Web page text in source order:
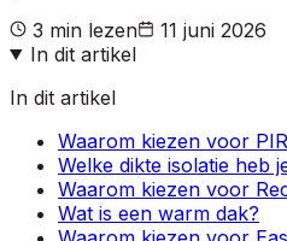
3 min lezen
11 juni 2026
In dit artikel
In dit artikel
Waarom kiezen voor
Welke dikte isolatie heb
Waarom kiezen voor
Wat is een warm dak?